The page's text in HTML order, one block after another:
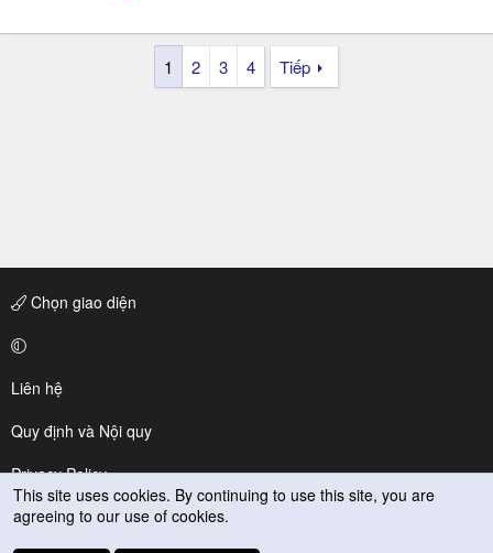
1 2 3 4 Tiếp
Chọn giao diện
Liên hệ
Quy định và Nội quy
Privacy Policy
Trợ giúp
This site uses cookies. By continuing to use this site, you are
agreeing to our use of cookies.